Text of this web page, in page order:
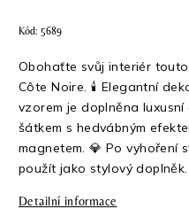
Kód: 5689
Obohaťte svůj interiér
Côte Noire. 🕯️ Elegantní
vzorem je doplněna luxusní
šátkem s hedvábným
magnetem. 💎 Po vyhoření
použít jako stylový doplněk.
Detailní informace